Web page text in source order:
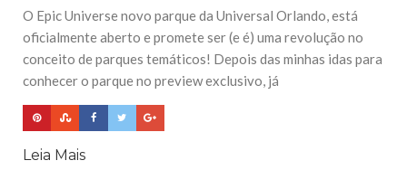
O Epic Universe novo parque da Universal Orlando, está
oficialmente aberto e promete ser (e é) uma revolução no
conceito de parques temáticos! Depois das minhas idas para
conhecer o parque no preview exclusivo, já
Leia Mais